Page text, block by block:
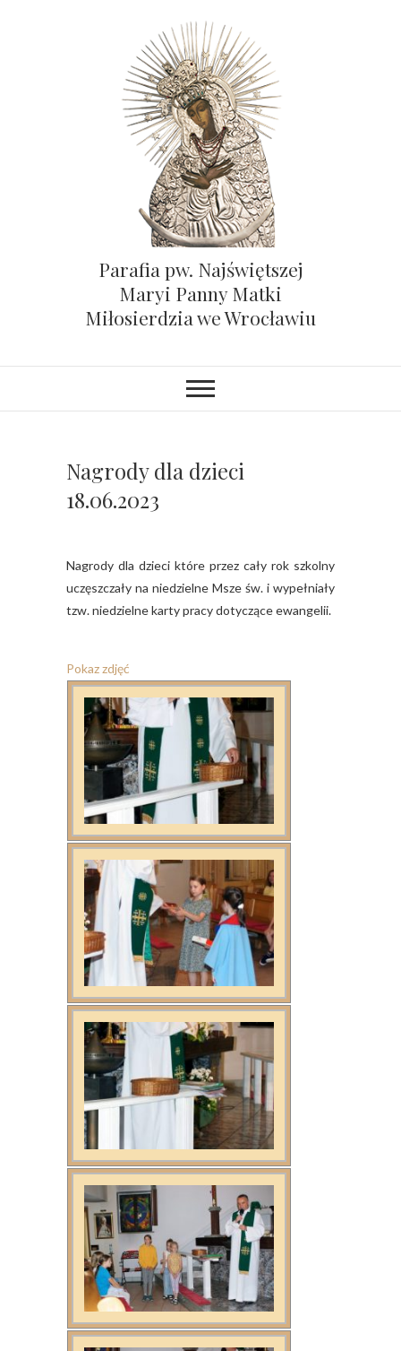
Parafia pw. Najświętszej
Maryi Panny Matki
Miłosierdzia we Wrocławiu
Nagrody dla dzieci
18.06.2023
Nagrody dla dzieci które przez cały rok szkolny
uczęszczały na niedzielne Msze św. i wypełniały
tzw. niedzielne karty pracy dotyczące ewangelii.
Pokaz zdjęć